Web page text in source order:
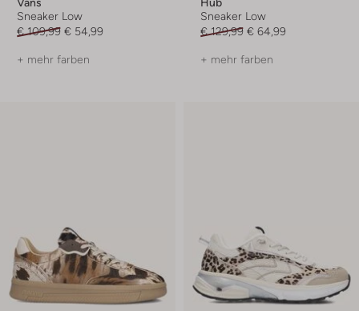
Vans
Sneaker Low
€ 109,99 € 54,99
+ mehr farben
Hub
Sneaker Low
€ 129,99 € 64,99
+ mehr farben